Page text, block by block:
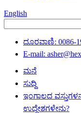
English
ದೂರವಾಣಿ: 0086-
E-mail:
ಮನೆ
ಸುದ್ದಿ
ಇಂಗಾಲದ
ಉದ್ದೇಶಗಳೇನು?